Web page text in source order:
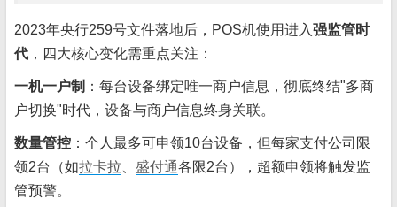
2023年央行259号文件落地后，POS机使用进入强监管时
代 ，四大核心变化需重点关注：
一机一户制 ：每台设备绑定唯一商户信息，彻底终结"多商
户切换"时代，设备与商户信息终身关联。
数量管控 ：个人最多可申领10台设备，但每家支付公司限
领2台（如拉卡拉 盛付通各限2台），超额申领将触发监
管预警。